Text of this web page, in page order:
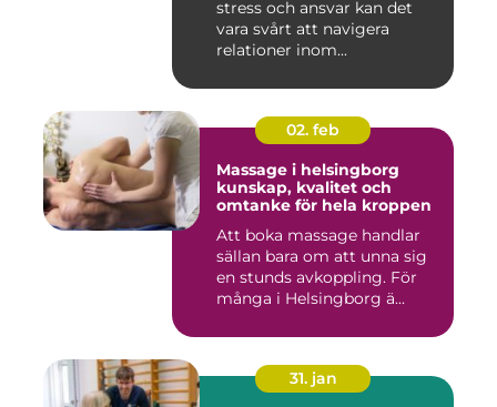
stress och ansvar kan det
vara svårt att navigera
relationer inom...
02. feb
Massage i helsingborg
kunskap, kvalitet och
omtanke för hela kroppen
Att boka massage handlar
sällan bara om att unna sig
en stunds avkoppling. För
många i Helsingborg ä...
31. jan